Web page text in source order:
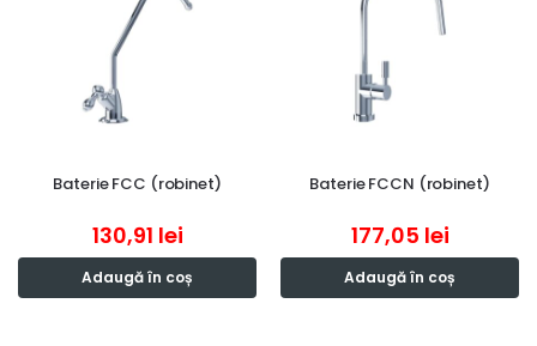
Baterie FCC (robinet)
130,91 lei
Adaugă în coș
Baterie FCCN (robinet)
177,05 lei
Adaugă în coș